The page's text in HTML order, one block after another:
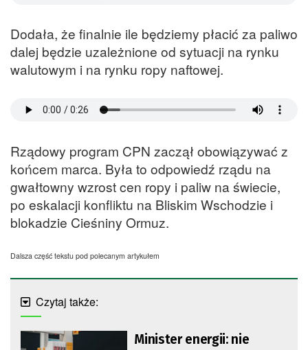
Dodała, że finalnie ile będziemy płacić za paliwo
dalej będzie uzależnione od sytuacji na rynku
walutowym i na rynku ropy naftowej.
Rządowy program CPN zaczął obowiązywać z
końcem marca. Była to odpowiedź rządu na
gwałtowny wzrost cen ropy i paliw na świecie,
po eskalacji konfliktu na Bliskim Wschodzie i
blokadzie Cieśniny Ormuz.
Dalsza część tekstu pod polecanym artykułem
Czytaj także:
Minister energii: nie